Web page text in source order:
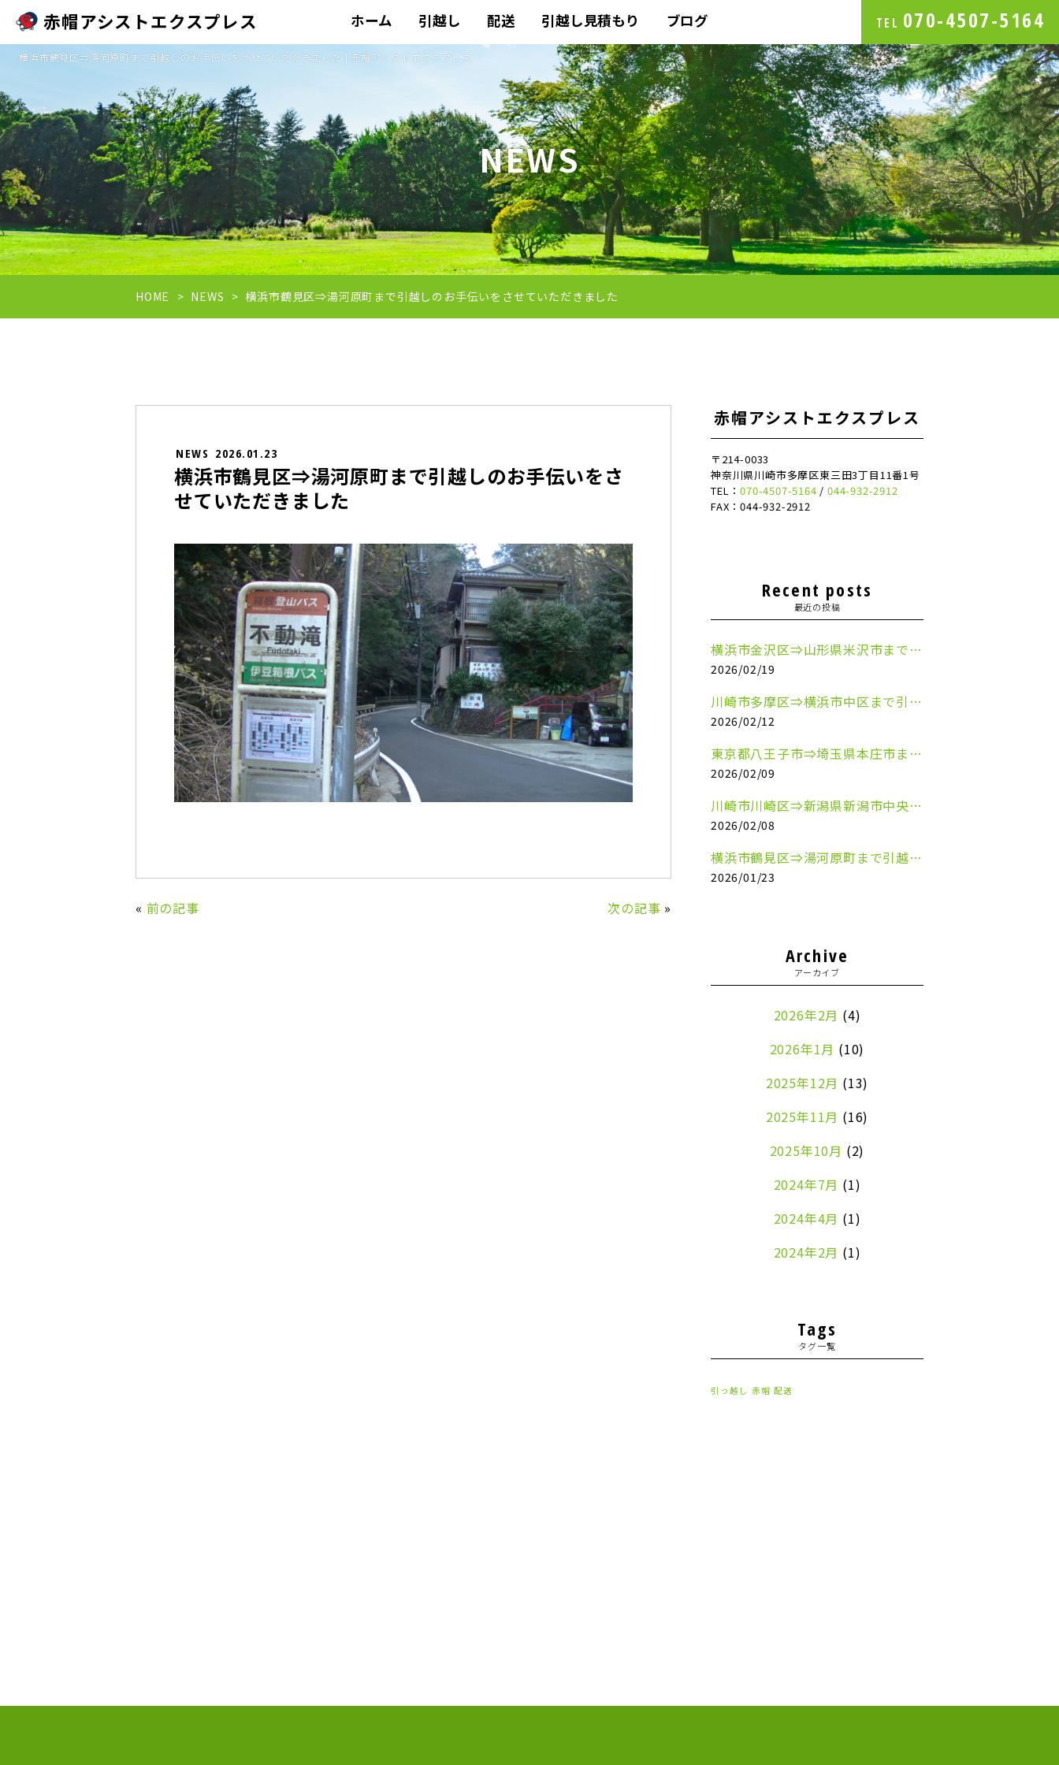
赤帽アシストエクスプレス TEL 070-4507-5164
ホーム 引越し 配送 引越し見積もり ブログ
横浜市鶴見区⇒湯河原町まで引越しのお手伝いをさせていただきました | 赤帽アシストエクスプレス
NEWS
HOME NEWS 横浜市鶴見区⇒湯河原町まで引越しのお手伝いをさせていただきました
NEWS 2026.01.23
横浜市鶴見区⇒湯河原町まで引越しのお手伝いをさ
せていただきました
« 前の記事 次の記事 »
赤帽アシストエクスプレス
〒214-0033
神奈川県川崎市多摩区東三田3丁目11番1号
TEL：070-4507-5164 /044-932-2912
FAX：044-932-2912
Recent posts
最近の投稿
横浜市金沢区⇒山形県米沢市まで引越しのお手伝いをさせていただきました
2026/02/19
川崎市多摩区⇒横浜市中区まで引越しのお手伝いをさせていただきました
2026/02/12
東京都八王子市⇒埼玉県本庄市まで清涼飲料水を配送させていただきました
2026/02/09
川崎市川崎区⇒新潟県新潟市中央区まで事務机&事務用品を配送させていただきました
2026/02/08
横浜市鶴見区⇒湯河原町まで引越しのお手伝いをさせていただきました
2026/01/23
Archive
アーカイブ
2026年2月 (4)
2026年1月 (10)
2025年12月 (13)
2025年11月 (16)
2025年10月 (2)
2024年7月 (1)
2024年4月 (1)
2024年2月 (1)
2023年8月
2023年7月(2)
2023年6月
Tags
タグ一覧
引っ越し 赤帽 配送